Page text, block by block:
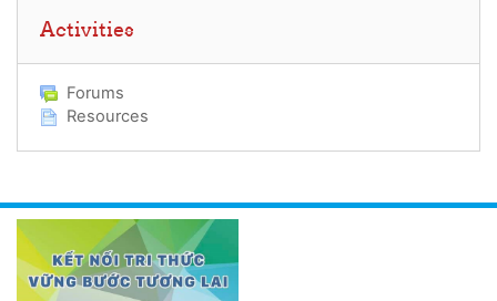
Activities
Forums
Resources